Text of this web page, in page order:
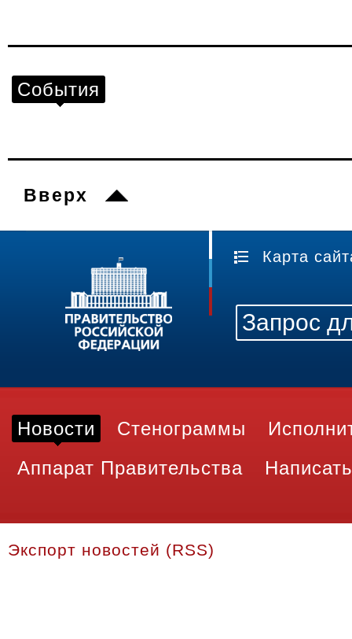
События
Вверх
Карта
Новости Стенограммы
Аппарат Правительства
Экспорт новостей (RSS)